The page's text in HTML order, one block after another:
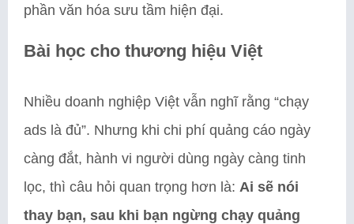
phần văn hóa sưu tầm hiện đại.
Bài học cho thương hiệu Việt
Nhiều doanh nghiệp Việt vẫn nghĩ rằng “chạy
ads là đủ”. Nhưng khi chi phí quảng cáo ngày
càng đắt, hành vi người dùng ngày càng tinh
lọc, thì câu hỏi quan trọng hơn là: Ai sẽ nói
thay bạn, sau khi bạn ngừng chạy quảng